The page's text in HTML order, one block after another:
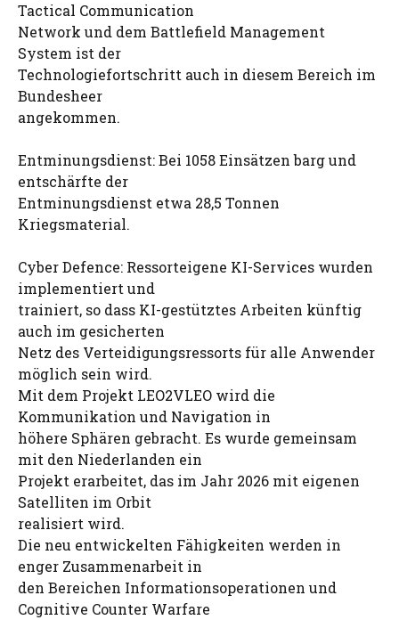
Tactical Communication
Network und dem Battlefield Management
System ist der
Technologiefortschritt auch in diesem Bereich im
Bundesheer
angekommen.
Entminungsdienst: Bei 1058 Einsätzen barg und
entschärfte der
Entminungsdienst etwa 28,5 Tonnen
Kriegsmaterial.
Cyber Defence: Ressorteigene KI-Services wurden
implementiert und
trainiert, so dass KI-gestütztes Arbeiten künftig
auch im gesicherten
Netz des Verteidigungsressorts für alle Anwender
möglich sein wird.
Mit dem Projekt LEO2VLEO wird die
Kommunikation und Navigation in
höhere Sphären gebracht. Es wurde gemeinsam
mit den Niederlanden ein
Projekt erarbeitet, das im Jahr 2026 mit eigenen
Satelliten im Orbit
realisiert wird.
Die neu entwickelten Fähigkeiten werden in
enger Zusammenarbeit in
den Bereichen Informationsoperationen und
Cognitive Counter Warfare